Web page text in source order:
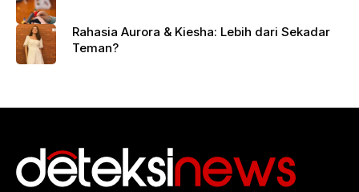
Rahasia Aurora & Kiesha: Lebih dari Sekadar
Teman?